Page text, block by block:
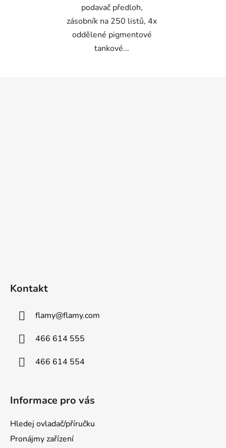
podavač předloh,
zásobník na 250 listů, 4x
oddělené pigmentové
tankové...
Kontakt
flamy@flamy.com
466 614 555
466 614 554
Informace pro vás
Hledej ovladač/příručku
Pronájmy zařízení